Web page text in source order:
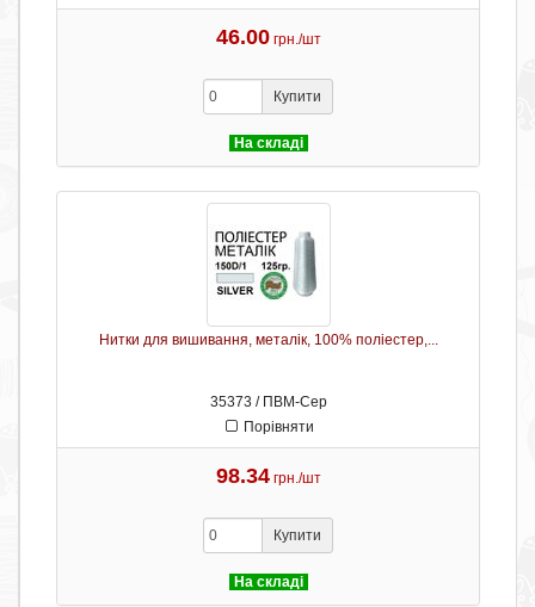
46.00 грн./шт
Купити
На складі
Нитки для вишивання, металік, 100% поліестер,...
35373 / ПВМ-Сер
Порівняти
98.34 грн./шт
Купити
На складі